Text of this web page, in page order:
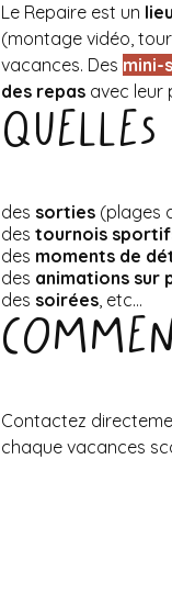
Le Repaire est un
(montage vidéo,
vacances. Des mini-
des repas avec leur
des sorties (plages
des tournois
des moments de
des animations sur
des soirées, etc…
Contactez
chaque vacances